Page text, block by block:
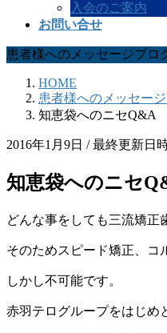
入会のご案内
お問い合せ
患者様へのメッセージブロ
HOME
患者様へのメッセー
知恵袋へのニセQ&A
2016年1月9日 / 最終更新日
知恵袋へのニセ
どんな事をしても三流矯正
そのためスピード矯正、コ
しかし不可能です。
赤羽テログループをはじめ